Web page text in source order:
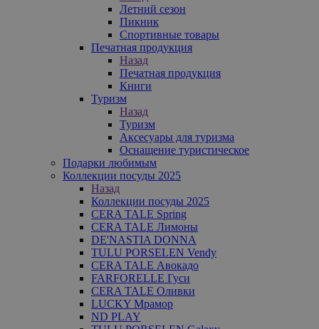
Летний сезон
Пикник
Спортивные товары
Печатная продукция
Назад
Печатная продукция
Книги
Туризм
Назад
Туризм
Аксесуары для туризма
Оснащение туристическое
Подарки любимым
Коллекции посуды 2025
Назад
Коллекции посуды 2025
CERA TALE Spring
CERA TALE Лимоны
DE'NASTIA DONNA
TULU PORSELEN Vendy
CERA TALE Авокадо
FARFORELLE Гуси
CERA TALE Оливки
LUCKY Мрамор
ND PLAY